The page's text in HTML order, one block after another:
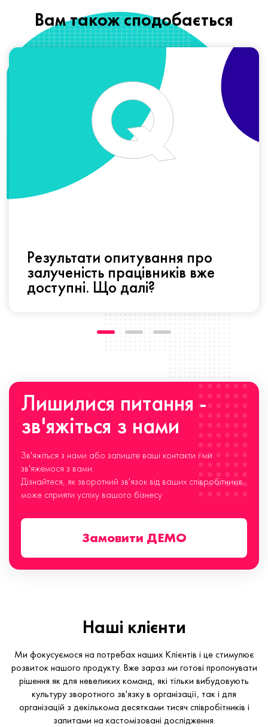
Вам також сподобається
Результати опитування про
залученість працівників вже
доступні. Що далі?
Лишилися питання -
зв'яжіться з нами
Зв'яжіться з нами або залиште ваші контакти і ми
зв'яжемося з вами.
Дізнайтеся, як зворотний зв'язок від ваших співробітників
може сприяти успіху вашого бізнесу
Замовити ДЕМО
Наші клієнти
Ми фокусуємося на потребах наших Клієнтів і це стимулює
розвиток нашого продукту. Вже зараз ми готові пропонувати
рішення як для невеликих команд, які тільки вибудовують
культуру зворотного зв'язку в організації, так і для
організацій з декількома десятками тисяч співробітників і
запитами на кастомізовані дослідження.